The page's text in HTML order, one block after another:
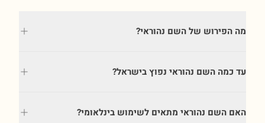
מה הפירוש של השם נהוראי?
עד כמה השם נהוראי נפוץ בישראל?
האם השם נהוראי מתאים לשימוש בינלאומי?